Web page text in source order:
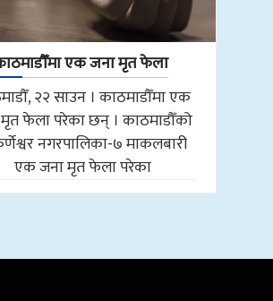
एक जना मृत फेला
२२ साउन । काठमाडौँमा एक
फेला परेका छन् । काठमाडौँको
नगरपालिका-७ माकलबारी
एक जना मृत फेला परेका